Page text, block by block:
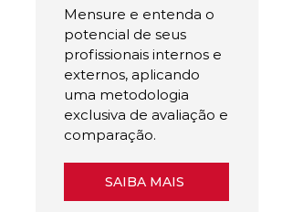
Mensure e entenda o
potencial de seus
profissionais internos e
externos, aplicando
uma metodologia
exclusiva de avaliação e
comparação.
SAIBA MAIS